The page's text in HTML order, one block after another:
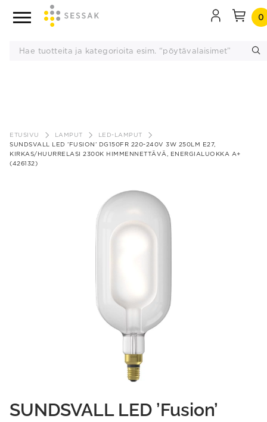
sisältöön
0
ETUSIVU LAMPUT
LED-LAMPUT
SUNDSVALL LED ’FUSION’ DG150FR 220-240V 3W 250LM E27,
KIRKAS/HUURRELASI 2300K HIMMENNETTÄVÄ, ENERGIALUOKKA A+
(426132)
SUNDSVALL LED ’Fusion’